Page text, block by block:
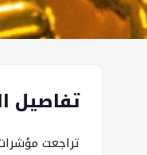
تفاصيل
تراجعت